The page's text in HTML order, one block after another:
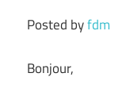
Posted byfdm
Bonjour,